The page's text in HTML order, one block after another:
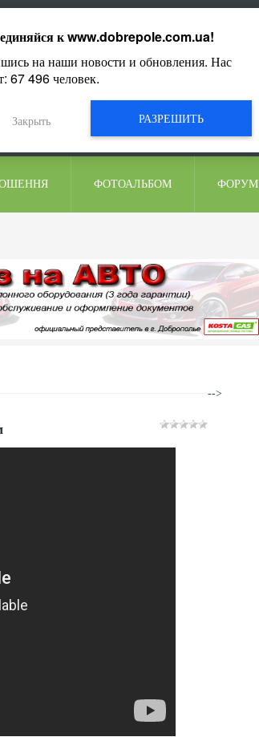
ФОТОАЛЬБОМ ФОРУМ
-->
кwww.dobrepole.com.ua!
на наши новости и обновления. Нас
67 496человек.
РАЗРЕШИТЬ
Закрыть